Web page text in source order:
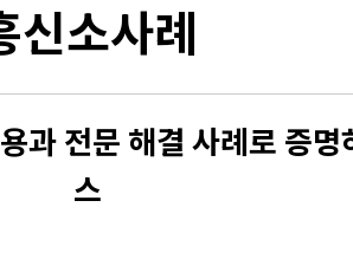
신소사례
과 전문 해결 사례로 증명
스